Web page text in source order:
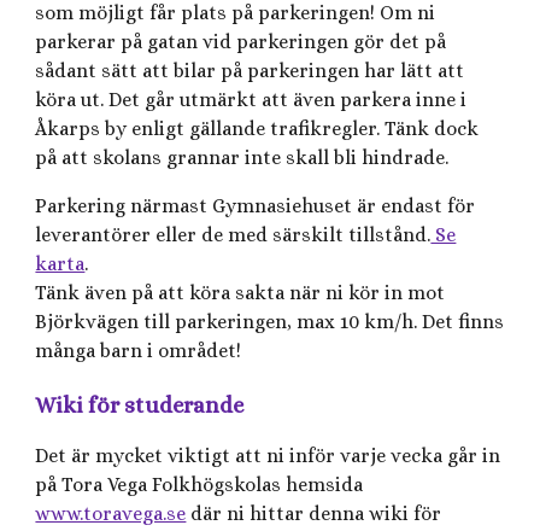
som möjligt får plats på parkeringen! Om ni
parkerar på gatan vid parkeringen gör det på
sådant sätt att bilar på parkeringen har lätt att
köra ut. Det går utmärkt att även parkera inne i
Åkarps by enligt gällande trafikregler. Tänk dock
på att skolans grannar inte skall bli hindrade.
Parkering närmast Gymnasiehuset är endast för
leverantörer eller de med särskilt tillstånd. Se
karta.
Tänk även på att köra sakta när ni kör in mot
Björkvägen till parkeringen, max 10 km/h. Det finns
många barn i området!
Wiki för studerande
Det är mycket viktigt att ni inför varje vecka går in
på Tora Vega Folkhögskolas hemsida
www.toravega.se där ni hittar denna wiki för